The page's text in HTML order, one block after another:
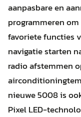
aanpasbare en
programmeren
favoriete functies
navigatie starten
radio afstemmen
nieuwe 5008 is
Pixel LED-